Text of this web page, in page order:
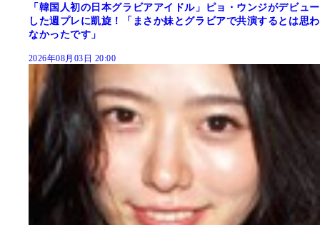
「韓国人初の日本グラビアアイドル」ピョ・ウンジがデビュー
した週プレに凱旋！「まさか妹とグラビアで共演するとは思わ
なかったです」
2026年08月03日 20:00